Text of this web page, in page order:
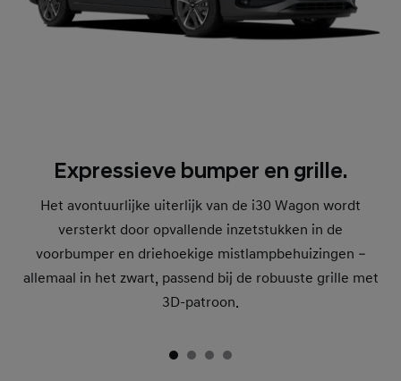
Expressieve bumper en grille.
Het avontuurlijke uiterlijk van de i30 Wagon wordt
versterkt door opvallende inzetstukken in de
voorbumper en driehoekige mistlampbehuizingen –
allemaal in het zwart, passend bij de robuuste grille met
3D-patroon.